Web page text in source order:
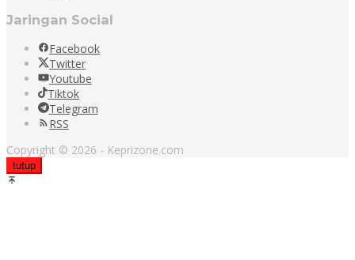
Jaringan Social
Facebook
Twitter
Youtube
Tiktok
Telegram
RSS
Copyright © 2026 - Keprizone.com
tutup